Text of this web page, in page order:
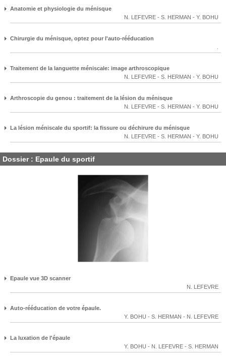
Anatomie et physiologie du ménisque
N. LEFEVRE - S. HERMAN - Y. BOHU
Chirurgie du ménisque, optez pour l'auto-rééducation
.
Traitement de la languette méniscale: image arthroscopique
N. LEFEVRE - S. HERMAN - Y. BOHU
Arthroscopie du genou : traitement de la lésion du ménisque
N. LEFEVRE - S. HERMAN - Y. BOHU
La lésion méniscale du sportif: la fissure ou déchirure du ménisque
N. LEFEVRE - S. HERMAN - Y. BOHU
Dossier : Epaule du sportif
Epaule vue 3D scanner
N. LEFEVRE
Auto-rééducation de votre épaule.
Y. BOHU - S. HERMAN - N. LEFEVRE
La luxation de l'épaule
Y. BOHU - N. LEFEVRE - S. HERMAN